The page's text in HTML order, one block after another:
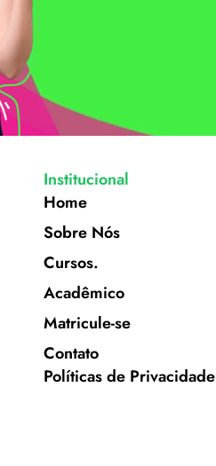
Institucional
Home
Sobre Nós
Cursos.
Acadêmico
Matricule-se
Contato
Políticas de Privacidade